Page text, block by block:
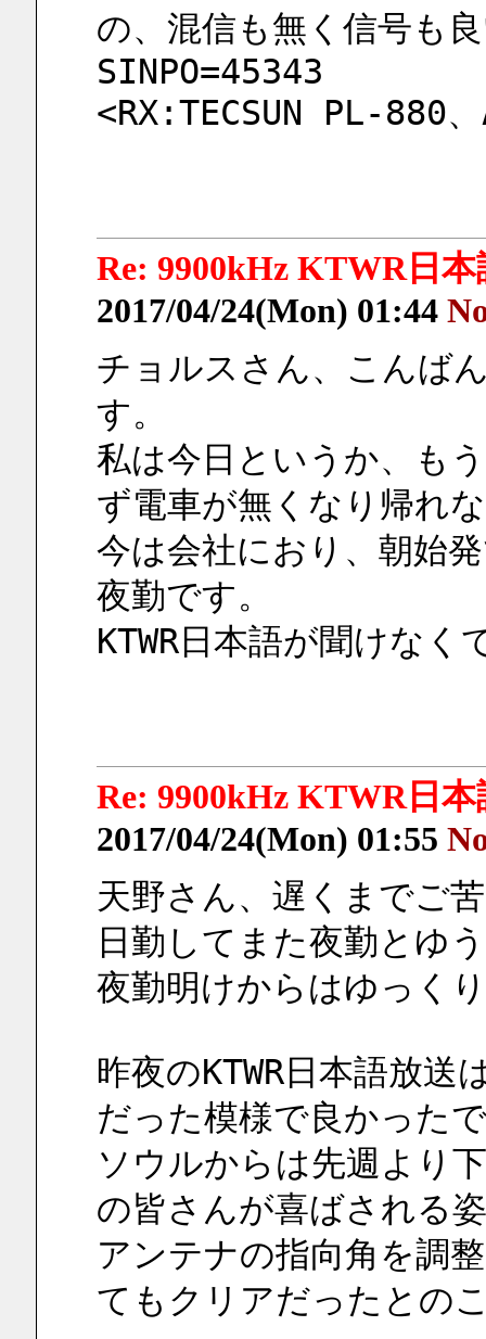
の、混信も無く信号も
SINPO=45343
<RX:TECSUN PL-880
Re: 9900kHz KTWR日
2017/04/24(Mon) 01:44
チョルスさん、こんば
す。
私は今日というか、も
ず電車が無くなり帰れ
今は会社におり、朝始
夜勤です。
KTWR日本語が聞けな
Re: 9900kHz KTWR日
2017/04/24(Mon) 01:55
天野さん、遅くまでご
日勤してまた夜勤とゆ
夜勤明けからはゆっく
昨夜のKTWR日本語放
だった模様で良かった
ソウルからは先週より
の皆さんが喜ばされる
アンテナの指向角を調
てもクリアだったとの